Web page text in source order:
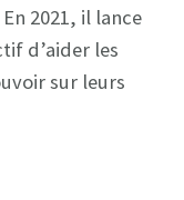
2021, il lance
d’aider les
sur leurs